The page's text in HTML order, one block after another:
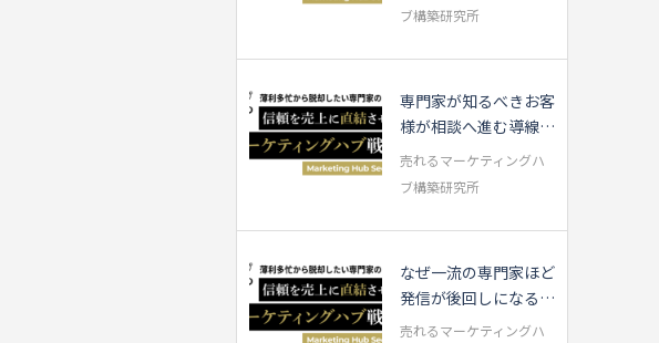
ブ構築研究所
専門家が知るべきお客
様が相談へ進む導線の
流れ
売れるマーケティングハ
ブ構築研究所
なぜ一流の専門家ほど
発信が後回しになるの
か？
売れるマーケティングハ